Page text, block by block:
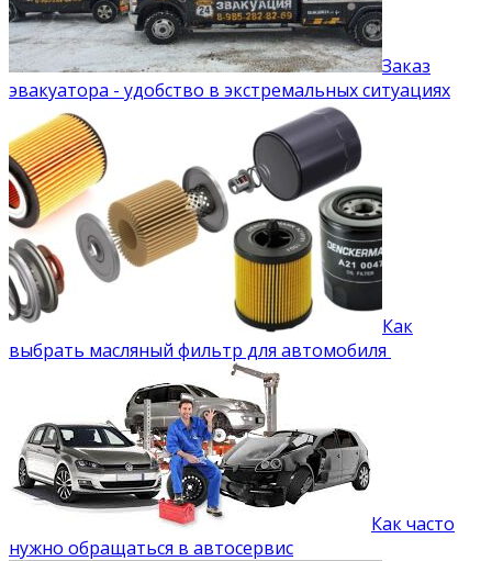
Заказ
эвакуатора - удобство в экстремальных ситуациях
Как
выбрать масляный фильтр для автомобиля
Как часто
нужно обращаться в автосервис